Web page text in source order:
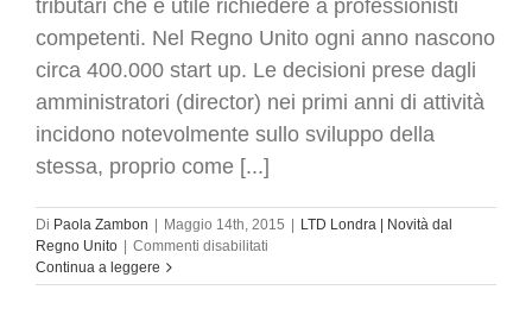
tributari che è utile richiedere a professionisti
competenti. Nel Regno Unito ogni anno nascono
circa 400.000 start up. Le decisioni prese dagli
amministratori (director) nei primi anni di attività
incidono notevolmente sullo sviluppo della
stessa, proprio come [...]
Di Paola Zambon Maggio 14th, 2015
LTD Londra | Novità dal
Regno Unito
Commenti disabilitati
Commercialista
Continua a leggere